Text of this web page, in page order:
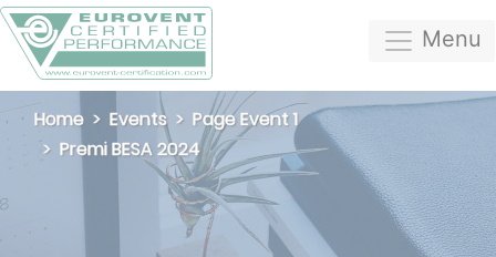
Menu
Home Events
Page Event 1
Premi BESA 2024